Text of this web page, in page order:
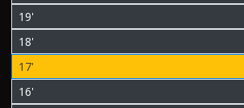
19'
18'
17'
16'